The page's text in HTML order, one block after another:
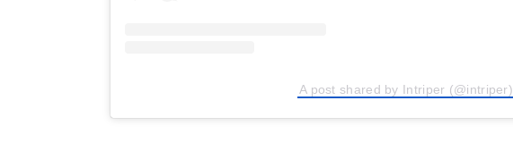
A post shared by Intriper (@intriper)